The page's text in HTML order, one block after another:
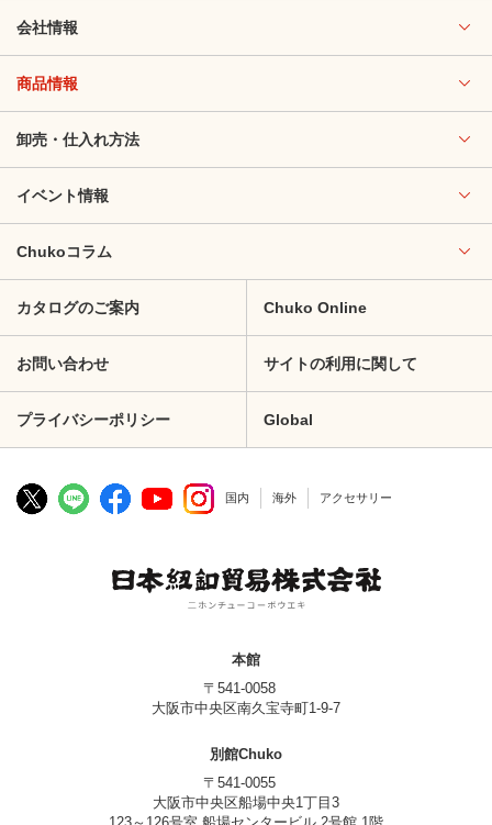
会社情報
商品情報
卸売・仕入れ方法
イベント情報
Chukoコラム
カタログのご案内 Chuko Online
お問い合わせ サイトの利用に関して
プライバシーポリシー Global
国内 海外 アクセサリー
本館
〒541-0058
大阪市中央区南久宝寺町1-9-7
別館Chuko
〒541-0055
大阪市中央区船場中央1丁目3